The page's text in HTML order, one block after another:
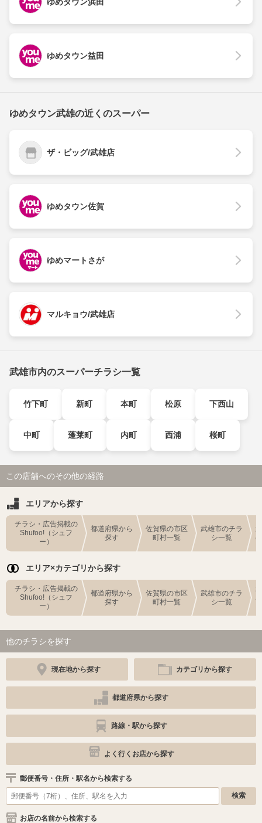
ゆめタウン益田
ゆめタウン武雄の近くのスーパー
ザ・ビッグ/武雄店
ゆめタウン佐賀
ゆめマートさが
マルキョウ/武雄店
武雄市内のスーパーチラシ一覧
竹下町 新町 本町 松原 下西山
中町 蓬莱町 内町 西浦 桜町
この店舗へのその他の経路
エリアから探す
チラシ・広告掲載の
Shufoo!（シュフ
ー）
都道府県から
探す
佐賀県の市区
町村一覧
武雄市のチラ
シ一覧
エリア×カテゴリから探す
チラシ・広告掲載の
Shufoo!（シュフ
ー）
都道府県から
探す
佐賀県の市区
町村一覧
武雄市のチラ
シ一覧
他のチラシを探す
現在地から探す カテゴリから探す
都道府県から探す
路線・駅から探す
よく行くお店から探す
郵便番号・住所・駅名から検索する
お店の名前から検索する